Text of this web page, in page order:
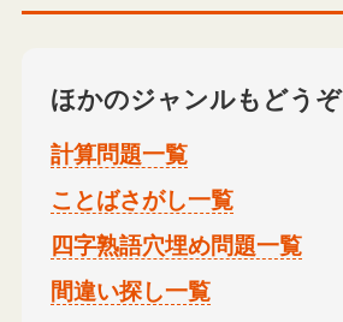
ほかのジャンルもどうぞ
計算問題一覧
ことばさがし一覧
四字熟語穴埋め問題一覧
間違い探し一覧